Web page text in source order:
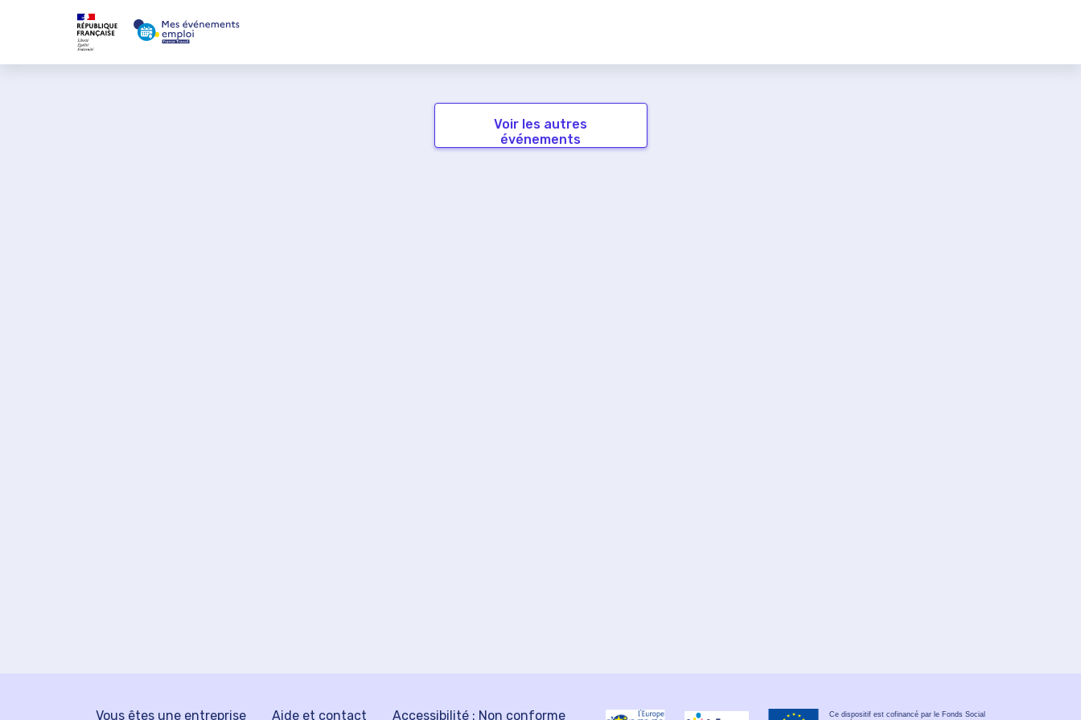
Voir les autres
événements
Vous êtes une entreprise Aide et contact Accessibilité : Non conforme
Ce dispositif est cofinancé par le Fonds Social